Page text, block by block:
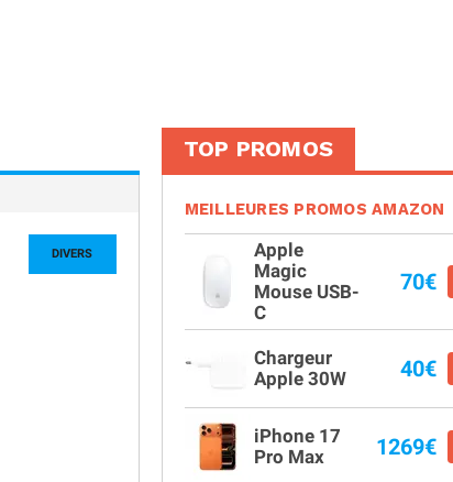
DIVERS
TOP PROMOS
MEILLEURES PROMOS AMAZON
Apple
Magic
Mouse USB-
C
70€
Chargeur
Apple 30W
40€
iPhone 17
Pro Max
1269€